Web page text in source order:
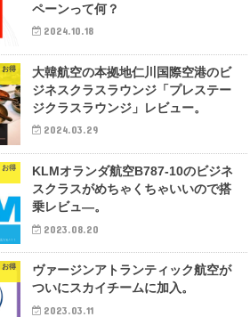
ペーンって何？
2024.10.18
お得
大韓航空の本拠地仁川国際空港のビ
ジネスクラスラウンジ「プレステー
ジクラスラウンジ」レビュー。
2024.03.29
お得
KLMオランダ航空B787-10のビジネ
スクラスがめちゃくちゃいいので搭
乗レビュ―。
2023.08.20
お得
ヴァージンアトランティック航空が
ついにスカイチームに加入。
2023.03.11